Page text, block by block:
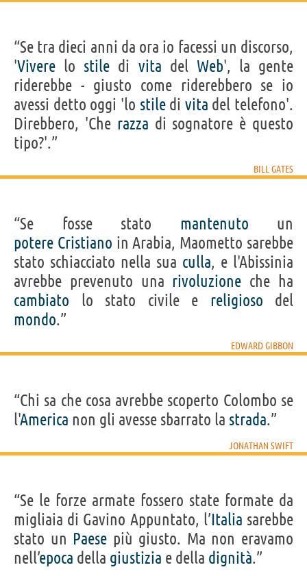
“Se tra dieci anni da ora io facessi un discorso,
'Vivere lo stile di vita del Web', la gente
riderebbe - giusto come riderebbero se io
avessi detto oggi 'lo stiledi vita del telefono'.
Direbbero, 'Che razza di sognatore è questo
tipo?'.”
BILL GATES
“Se fosse stato mantenuto un
potere Cristiano in Arabia, Maometto sarebbe
stato schiacciato nella sua culla, e l'Abissinia
avrebbe prevenuto una rivoluzione che ha
cambiato lo stato civile e religioso del
mondo.”
EDWARD GIBBON
“Chi sa che cosa avrebbe scoperto Colombo se
l'America non gli avesse sbarrato la strada.”
JONATHAN SWIFT
“Se le forze armate fossero state formate da
migliaia di Gavino Appuntato, l’Italia sarebbe
stato un Paese più giusto. Ma non eravamo
nell’epoca della giustizia e della dignità.”